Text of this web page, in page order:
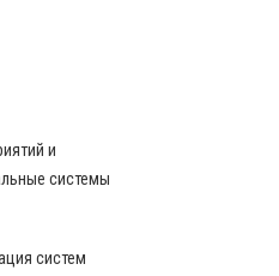
и
системы
систем